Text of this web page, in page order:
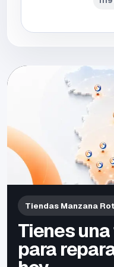
Tiendas Manzana
Tienes
para